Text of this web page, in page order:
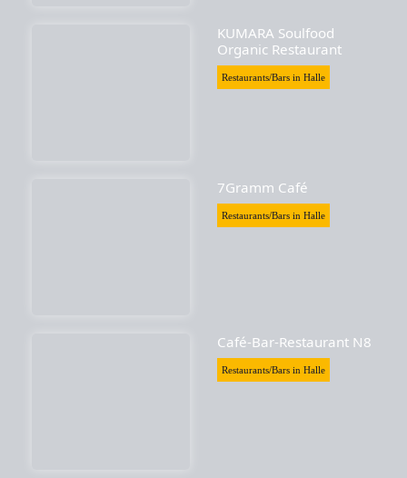
KUMARA Soulfood
Organic Restaurant
Restaurants/Bars in Halle
7Gramm Café
Restaurants/Bars in Halle
Café-Bar-Restaurant N8
Restaurants/Bars in Halle